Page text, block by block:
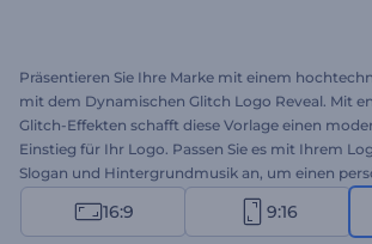
Präsentieren Sie Ihre Marke mit einem
mit dem Dynamischen Glitch Logo Reveal. Mit
Glitch-Effekten schafft diese Vorlage einen
Einstieg für Ihr Logo. Passen Sie es mit Ihrem
Slogan und Hintergrundmusik an, um einen
eindrucksvollen Einstieg zu schaffen. Perfekt für
Unternehmen, Gaming-Kanäle, digitale
16:9 9:16